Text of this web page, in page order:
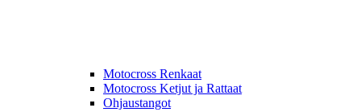
Motocross Renkaat
Motocross Ketjut ja Rattaat
Ohjaustangot